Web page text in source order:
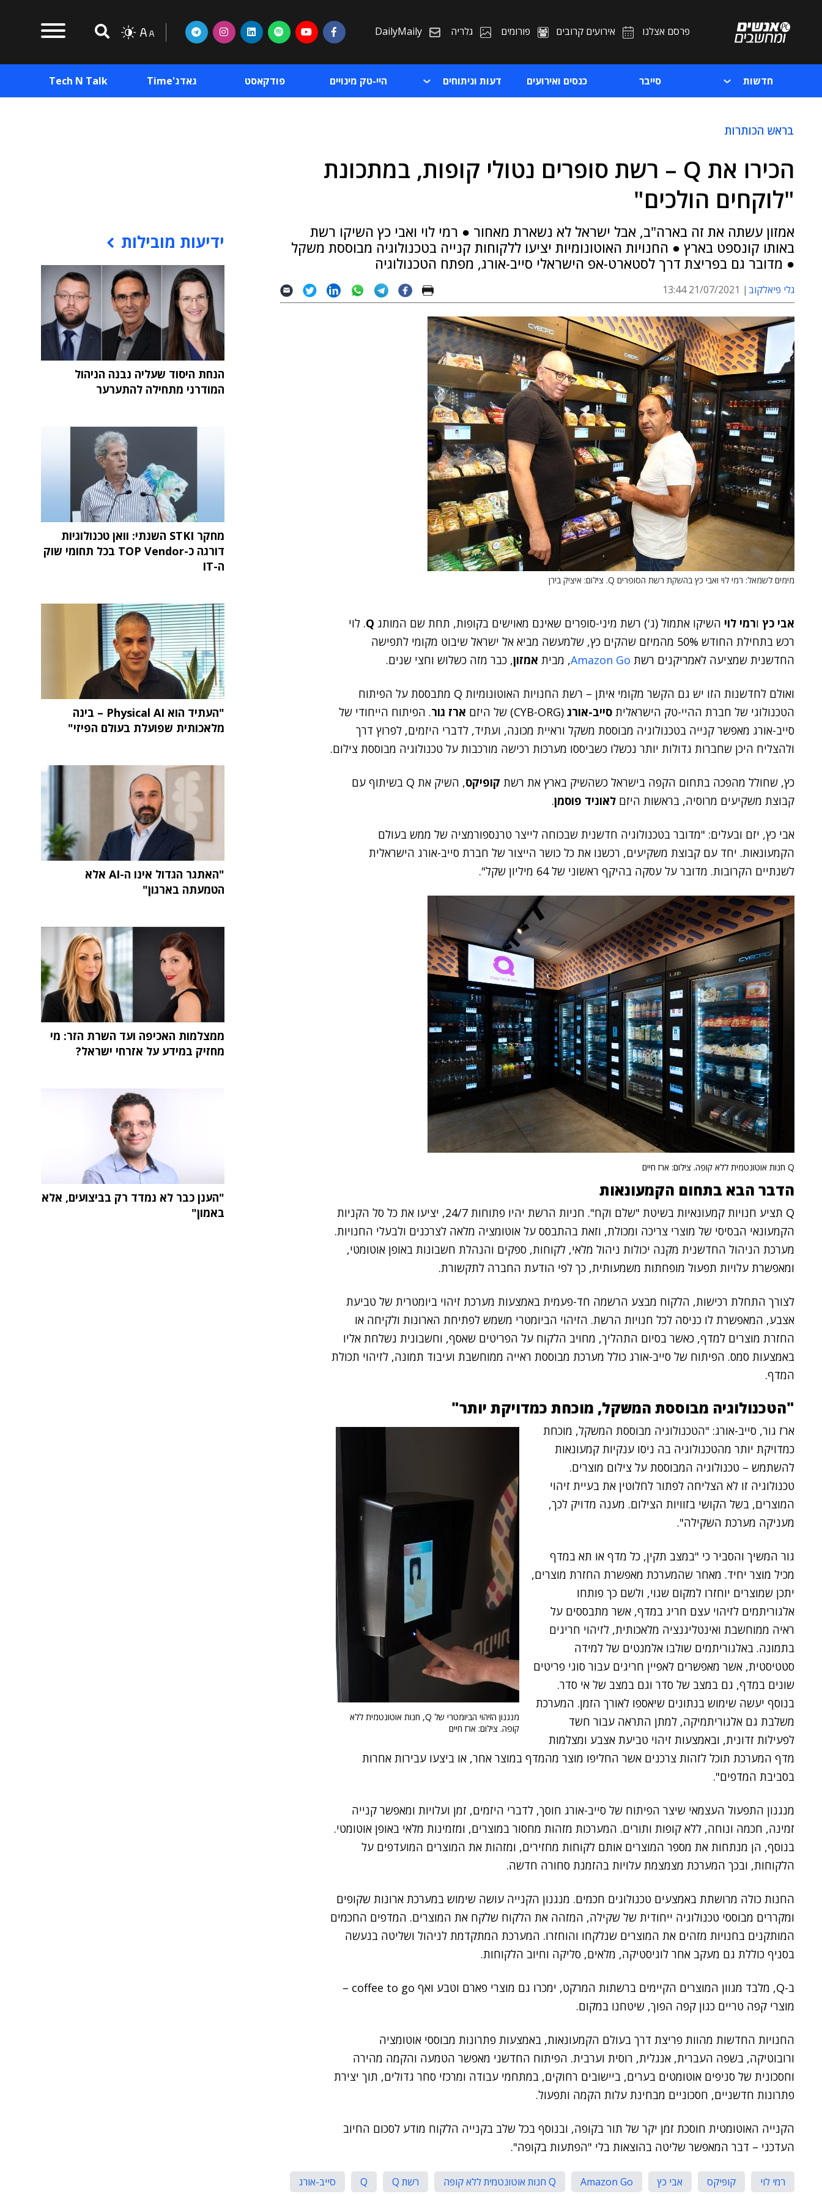
פרסם אצלנו אירועים קרובים פורומים גלריה DailyMaily
חדשות סייבר כנסים ואירועים דעות וניתוחים היי-טק מינויים פודקאסט גאדג'Time Tech N Talk
בראש הכותרות
הכירו את Q – רשת סופרים נטולי קופות, במתכונת
"לוקחים הולכים"
אמזון עשתה את זה בארה"ב, אבל ישראל לא נשארת מאחור ● רמי לוי ואבי כץ השיקו רשת
באותו קונספט בארץ ● החנויות האוטונומיות יציעו ללקוחות קנייה בטכנולוגיה מבוססת משקל
● מדובר גם בפריצת דרך לסטארט-אפ הישראלי סייב-אורג, מפתח הטכנולוגיה
גלי פיאלקוב 21/07/2021 13:44
מימים לשמאל: רמי לוי ואבי כץ בהשקת רשת הסופרים Q. צילום: איציק בירן
אבי כץ ורמי לוי השיקו אתמול (ג') רשת מיני-סופרים שאינם מאוישים בקופות, תחת שם המותג Q. לוי
רכש בתחילת החודש 50% מהמיזם שהקים כץ, שלמעשה מביא אל ישראל שיבוט מקומי לתפישה
החדשנית שמציעה לאמריקנים רשת Amazon Go, מבית אמזון, כבר מזה כשלוש וחצי שנים.
ואולם לחדשנות הזו יש גם הקשר מקומי איתן – רשת החנויות האוטונומיות Q מתבססת על הפיתוח
הטכנולוגי של חברת ההיי-טק הישראלית סייב-אורג (CYB-ORG) של היזם ארז גור. הפיתוח הייחודי של
סייב-אורג מאפשר קנייה בטכנולוגיה מבוססת משקל וראיית מכונה, ועתיד, לדברי היזמים, לפרוץ דרך
ולהצליח היכן שחברות גדולות יותר נכשלו כשביססו מערכות רכישה מורכבות על טכנולוגיה מבוססת צילום.
כץ, שחולל מהפכה בתחום הקפה בישראל כשהשיק בארץ את רשת קופיקס
, השיק את Q בשיתוף עם
קבוצת משקיעים מרוסיה, בראשות היזם לאוניד פוסמן.
אבי כץ, יזם ובעלים: "מדובר בטכנולוגיה חדשנית שבכוחה לייצר טרנספורמציה של ממש בעולם
הקמעונאות. יחד עם קבוצת משקיעים, רכשנו את כל כושר הייצור של חברת סייב-אורג הישראלית
לשנתיים הקרובות. מדובר על עסקה בהיקף ראשוני של 64 מיליון שקל".
Q חנות אוטונטמית ללא קופה. צילום: ארז חיים
הדבר הבא בתחום הקמעונאות
Q תציע חנויות קמעונאיות בשיטת "שלם וקח". חניות הרשת יהיו פתוחות 24/7, יציעו את כל סל הקניות
הקמעונאי הבסיסי של מוצרי צריכה ומכולת, וזאת בהתבסס על אוטומציה מלאה לצרכנים ולבעלי החנויות.
מערכת הניהול החדשנית מקנה יכולות ניהול מלאי, לקוחות, ספקים והנהלת חשבונות באופן אוטומטי,
ומאפשרת עלויות תפעול מופחתות משמעותית, כך לפי הודעת החברה לתקשורת.
לצורך התחלת רכישות, הלקוח מבצע הרשמה חד-פעמית באמצעות מערכת זיהוי ביומטרית של טביעת
אצבע, המאפשרת לו כניסה לכל חנויות הרשת. הזיהוי הביומטרי משמש לפתיחת הארונות ולקיחה או
החזרת מוצרים למדף, כאשר בסיום התהליך, מחויב הלקוח על הפריטים שאסף, וחשבונית נשלחת אליו
באמצעות סמס. הפיתוח של סייב-אורג כולל מערכת מבוססת ראייה ממוחשבת ועיבוד תמונה, לזיהוי תכולת
המדף.
"הטכנולוגיה מבוססת המשקל, מוכחת כמדויקת יותר"
מנגנון הזיהוי הביומטרי של Q, חנות אוטונטמית ללא
קופה. צילום: ארז חיים
ארז גור, סייב-אורג: "הטכנולוגיה מבוססת המשקל, מוכחת
כמדויקת יותר מהטכנולוגיה בה ניסו ענקיות קמעונאות
להשתמש – טכנולוגיה המבוססת על צילום מוצרים.
טכנולוגיה זו לא הצליחה לפתור לחלוטין את בעיית זיהוי
המוצרים, בשל הקושי בזוויות הצילום. מענה מדויק לכך,
מעניקה מערכת השקילה".
גור המשיך והסביר כי "במצב תקין, כל מדף או תא במדף
מכיל מוצר יחיד. מאחר שהמערכת מאפשרת החזרת מוצרים,
יתכן שמוצרים יוחזרו למקום שגוי, ולשם כך פותחו
אלגוריתמים לזיהוי עצם חריג במדף, אשר מתבססים על
ראיה ממוחשבת ואינטליגנציה מלאכותית, לזיהוי חריגים
בתמונה. באלגוריתמים שולבו אלמנטים של למידה
סטטיסטית, אשר מאפשרים לאפיין חריגים עבור סוגי פריטים
שונים במדף, גם במצב של סדר וגם במצב של אי סדר.
בנוסף יעשה שימוש בנתונים שיאספו לאורך הזמן. המערכת
משלבת גם אלגוריתמיקה, למתן התראה עבור חשד
לפעילות זדונית, ובאמצעות זיהוי טביעת אצבע ומצלמות
מדף המערכת תוכל לזהות צרכנים אשר החליפו מוצר מהמדף במוצר אחר, או ביצעו עבירות אחרות
בסביבת המדפים".
מנגנון התפעול העצמאי שיצר הפיתוח של סייב-אורג חוסך, לדברי היזמים, זמן ועלויות ומאפשר קנייה
זמינה, חכמה ונוחה, ללא קופות ותורים. המערכות מזהות מחסור במוצרים, ומזמינות מלאי באופן אוטומטי.
בנוסף, הן מנתחות את מספר המוצרים אותם לקוחות מחזירים, ומזהות את המוצרים המועדפים על
הלקוחות, ובכך המערכת מצמצמת עלויות בהזמנת סחורה חדשה.
החנות כולה מרושתת באמצעים טכנולוגים חכמים. מנגנון הקנייה עושה שימוש במערכת ארונות שקופים
ומקררים מבוססי טכנולוגיה ייחודית של שקילה, המזהה את הלקוח שלקח את המוצרים. המדפים החכמים
המותקנים בחנויות מזהים את המוצרים שנלקחו והוחזרו. המערכת המתקדמת לניהול ושליטה בנעשה
בסניף כוללת גם מעקב אחר לוגיסטיקה, מלאים, סליקה וחיוב הלקוחות.
ב-Q, מלבד מגוון המוצרים הקיימים ברשתות המרקט, ימכרו גם מוצרי פארם וטבע ואף coffee to go –
מוצרי קפה טריים כגון קפה הפוך, שיטחנו במקום.
החנויות החדשות מהוות פריצת דרך בעולם הקמעונאות, באמצעות פתרונות מבוססי אוטומציה
ורובוטיקה, בשפה העברית, אנגלית, רוסית וערבית. הפיתוח החדשני מאפשר הטמעה והקמה מהירה
וחסכונית של סניפים אוטומטים בערים, ביישובים רחוקים, במתחמי עבודה ומרכזי סחר גדולים, תוך יצירת
פתרונות חדשניים, חסכוניים מבחינת עלות הקמה ותפעול.
הקנייה האוטומטית חוסכת זמן יקר של תור בקופה, ובנוסף בכל שלב בקנייה הלקוח מודע לסכום החיוב
העדכני – דבר המאפשר שליטה בהוצאות בלי "הפתעות בקופה".
רמי לוי קופיקס אבי כץ Amazon Go Q חנות אוטונטמית ללא קופה רשת Q Q סייב-אורג
ידיעות מובילות
הנחת היסוד שעליה נבנה הניהול
המודרני מתחילה להתערער
מחקר STKI השנתי: וואן טכנולוגיות
דורגה כ-TOP Vendor בכל תחומי שוק
ה-IT
"העתיד הוא Physical AI – בינה
מלאכותית שפועלת בעולם הפיזי"
"האתגר הגדול אינו ה-AI אלא
הטמעתה בארגון"
ממצלמות האכיפה ועד השרת הזר: מי
מחזיק במידע על אזרחי ישראל?
"הענן כבר לא נמדד רק בביצועים, אלא
באמון"